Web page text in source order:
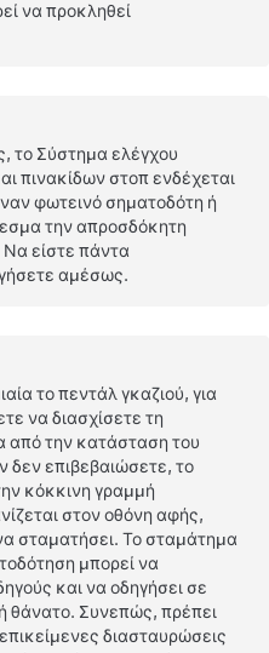
να προκληθεί
το Σύστημα ελέγχου
πινακίδων στοπενδέχεται
φωτεινό σηματοδότη ή
την απροσδόκητη
Να είστε πάντα
αμέσως.
το πεντάλ γκαζιού, για
να διασχίσετε τη
από την κατάσταση του
δεν επιβεβαιώσετε, το
κόκκινη γραμμή
στονοθόνη αφής,
σταματήσει. Το σταμάτημα
μπορεί να
και να οδηγήσει σε
θάνατο. Συνεπώς, πρέπει
διασταυρώσεις